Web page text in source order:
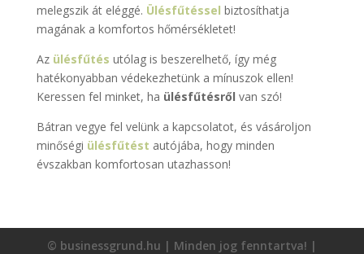
melegszik át eléggé. Ülésfűtéssel biztosíthatja
magának a komfortos hőmérsékletet!
Az ülésfűtés utólag is beszerelhető, így még
hatékonyabban védekezhetünk a mínuszok ellen!
Keressen fel minket, ha ülésfűtésről van szó!
Bátran vegye fel velünk a kapcsolatot, és vásároljon
minőségi ülésfűtést autójába, hogy minden
évszakban komfortosan utazhasson!
© businessgrund.hu | Minden jog fenntartva! |